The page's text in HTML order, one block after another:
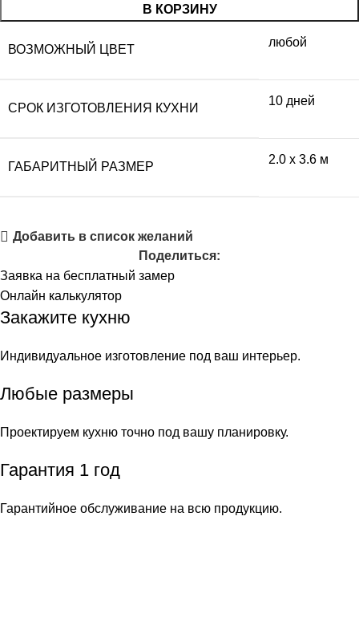
В КОРЗИНУ
ВОЗМОЖНЫЙ ЦВЕТ
любой
СРОК ИЗГОТОВЛЕНИЯ КУХНИ
10 дней
ГАБАРИТНЫЙ РАЗМЕР
2.0 x 3.6 м
Добавить в список желаний
Поделиться:
Заявка на бесплатный замер
Онлайн калькулятор
Закажите кухню
Индивидуальное изготовление под ваш интерьер.
Любые размеры
Проектируем кухню точно под вашу планировку.
Гарантия 1 год
Гарантийное обслуживание на всю продукцию.